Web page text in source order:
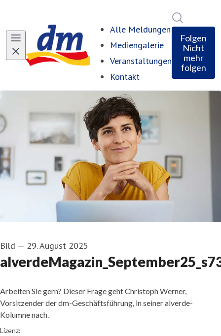
Alle Meldungen
Mediengalerie
Veranstaltungen
Kontakt
Folgen
Nicht
mehr
folgen
Bild — 29. August 2025
Arbeiten Sie gern? Dieser Frage geht Christoph Werner,
Vorsitzender der dm-Geschäftsführung, in seiner alverde-
Kolumne nach.
go to media item
Lizenz: